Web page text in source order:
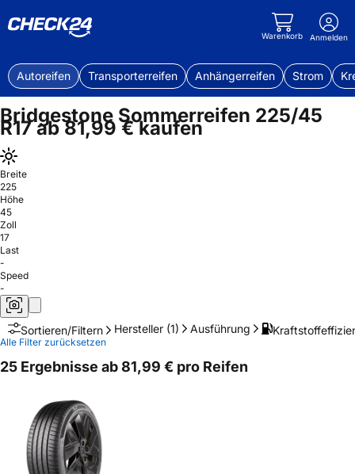
Warenkorb Anmelden
Autoreifen Transporterreifen Anhängerreifen Strom
Bridgestone Sommerreifen 225/45
R17 ab 81,99 € kaufen
Breite
225
Höhe
45
Zoll
17
Last
-
Speed
-
Sortieren/Filtern Hersteller (1) Ausführung
Alle Filter zurücksetzen
25 Ergebnisse ab 81,99 € pro Reifen